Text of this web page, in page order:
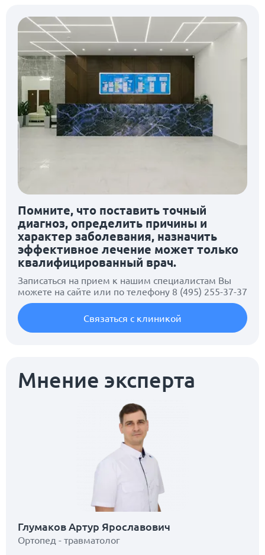
Помните, что поставить точный
диагноз, определить причины и
характер заболевания, назначить
эффективное лечение может только
квалифицированный врач.
Записаться на прием к нашим специалистам Вы
можете на сайте или по телефону 8 (495) 255-37-37
Связаться с клиникой
Мнение эксперта
Глумаков Артур Ярославович
Ортопед - травматолог